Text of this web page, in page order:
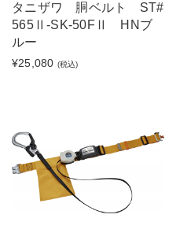
タニザワ 胴ベルト ST#
565Ⅱ-SK-50FⅡ HNブ
ルー
¥25,080 (税込)